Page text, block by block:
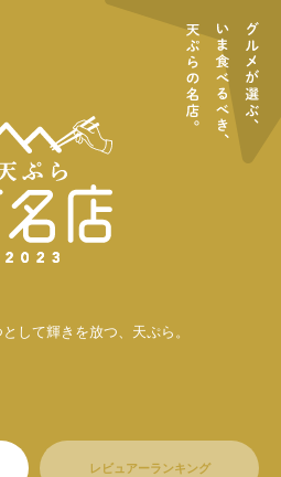
して輝きを放つ、天ぷら。
レビュアーランキング